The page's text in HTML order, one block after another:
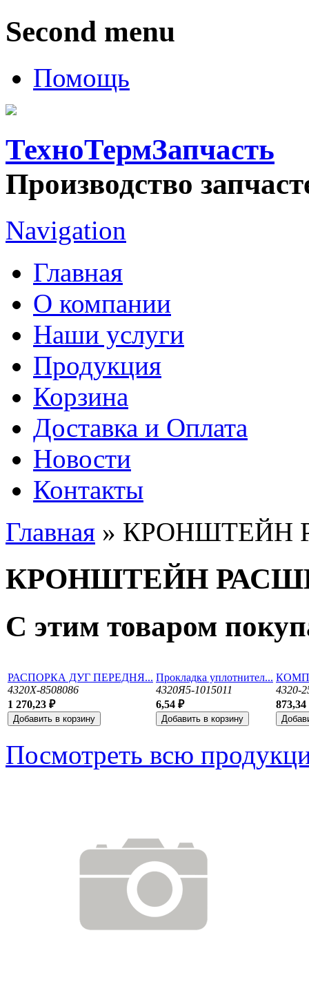
Second menu
Помощь
ТехноТермЗапчасть
Производство
Navigation
Главная
О компании
Наши услуги
Продукция
Корзина
Доставка и Оплата
Новости
Контакты
Вы здесь
Главная » КРОНШТЕЙН
КРОНШТЕЙН
С этим товаром
РАСПОРКА ДУГ ПЕРЕДНЯ...
4320Х-8508086
1 270,23 ₽
Прокладка уплотнител...
4320Я5-1015011
6,54 ₽
4320-
873,34
Посмотреть всю